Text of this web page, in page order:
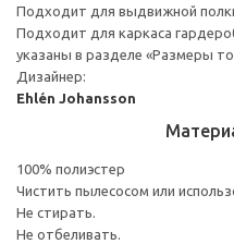
Подходит для выдвижной
Подходит для каркаса
указаны в разделе «Размеры
Дизайнер:
Ehlén Johansson
100% полиэстер
Чистить пылесосом или
Не стирать.
Не отбеливать.